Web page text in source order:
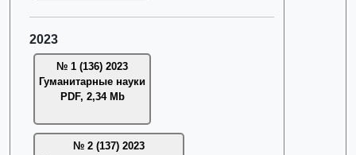
2023
№ 1 (136) 2023
Гуманитарные науки
PDF, 2,34 Mb
№ 2 (137) 2023